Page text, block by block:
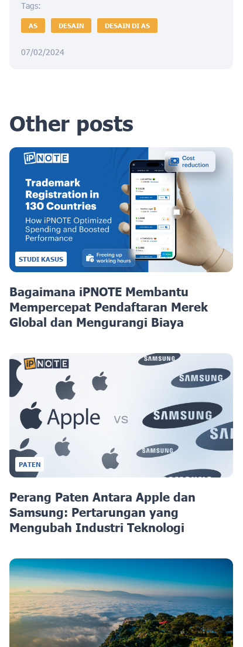
Tags:
AS DESAIN DESAIN DI AS
07/02/2024
Other posts
STUDI KASUS
Bagaimana iPNOTE Membantu
Mempercepat Pendaftaran Merek
Global dan Mengurangi Biaya
PATEN
Perang Paten Antara Apple dan
Samsung: Pertarungan yang
Mengubah Industri Teknologi